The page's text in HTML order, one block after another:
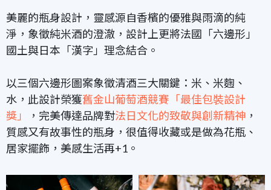
美麗的瓶身設計，靈感源自香檳的優雅與雨滴的純
淨，象徵純米酒的澄澈，設計上更將法國「六邊形」
國土與日本「漢字」理念結合。
以三個六邊形圖案象徵清酒三大關鍵：米、米麴、
水，此設計榮獲舊金山葡萄酒競賽「最佳包裝設計
獎」
，完美傳達品牌對法日文化的致敬與創新精神 ，
質感又有故事性的瓶身，很值得收藏或是做為花瓶、
居家擺飾，美感生活再+1。